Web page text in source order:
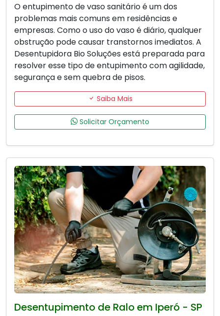
O entupimento de vaso sanitário é um dos
problemas mais comuns em residências e
empresas. Como o uso do vaso é diário, qualquer
obstrução pode causar transtornos imediatos. A
Desentupidora Bio Soluções está preparada para
resolver esse tipo de entupimento com agilidade,
segurança e sem quebra de pisos.
Saiba Mais
Solicitar Orçamento
Desentupimento de Ralo em Iperó - SP